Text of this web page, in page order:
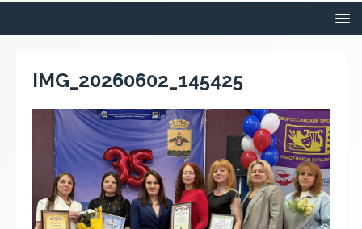
IMG_20260602_145425